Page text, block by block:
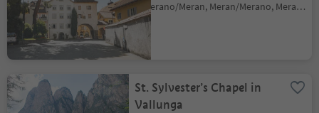
Merano/Meran, Meran/Merano, Meran/Merano and environs
St. Sylvester’s Chapel in
Vallunga